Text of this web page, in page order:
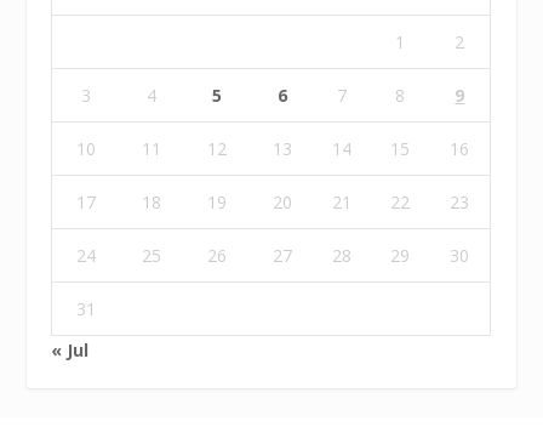
1 2
3 4 5 6 7 8 9
10 11 12 13 14 15 16
17 18 19 20 21 22 23
24 25 26 27 28 29 30
31
« Jul